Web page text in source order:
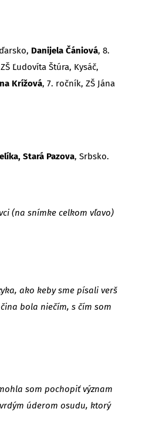
Danijela Čániová, 8.
Ľudovíta Štúra, Kysáč,
Krížová, 7. ročník, ZŠ Jána
Stará Pazova, Srbsko.
(na snímke celkom vľavo)
ako keby sme písali verš
bola niečím, s čím som
som pochopiť význam
úderom osudu, ktorý